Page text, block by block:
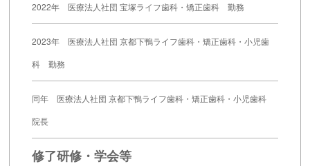
2022年 医療法人社団 宝塚ライフ歯科・矯正歯科 勤務
2023年 医療法人社団 京都下鴨ライフ歯科・矯正歯科・小児歯
科 勤務
同年 医療法人社団 京都下鴨ライフ歯科・矯正歯科・小児歯科
院長
修了研修・学会等